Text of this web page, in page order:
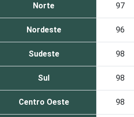
Norte 97
Nordeste 96
Sudeste 98
Sul 98
Centro Oeste 98